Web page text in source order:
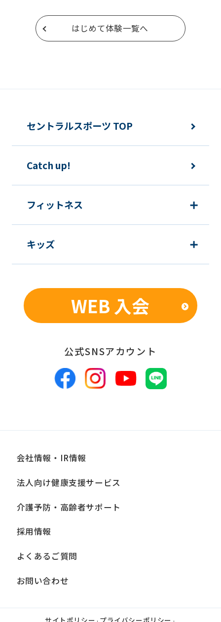
はじめて体験一覧へ
セントラルスポーツ TOP
Catch up!
フィットネス
キッズ
WEB 入会
公式SNSアカウント
会社情報・IR情報
法人向け健康支援サービス
介護予防・高齢者サポート
採用情報
よくあるご質問
お問い合わせ
サイトポリシー プライバシーポリシー